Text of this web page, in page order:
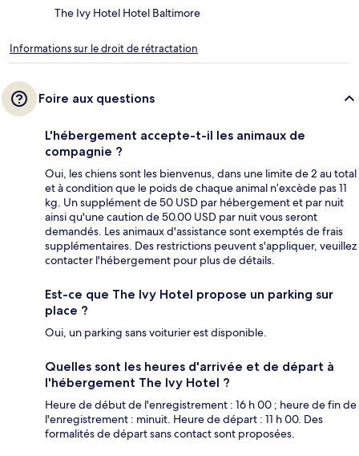
The Ivy Hotel Hotel Baltimore
Informations sur le droit de rétractation
Foire aux questions
L'hébergement accepte-t-il les animaux de
compagnie ?
Oui, les chiens sont les bienvenus, dans une limite de 2 au total
et à condition que le poids de chaque animal n’excède pas 11
kg. Un supplément de 50 USD par hébergement et par nuit
ainsi qu'une caution de 50.00 USD par nuit vous seront
demandés. Les animaux d'assistance sont exemptés de frais
supplémentaires. Des restrictions peuvent s'appliquer, veuillez
contacter l'hébergement pour plus de détails.
Est-ce que The Ivy Hotel propose un parking sur
place ?
Oui, un parking sans voiturier est disponible.
Quelles sont les heures d'arrivée et de départ à
l'hébergement The Ivy Hotel ?
Heure de début de l'enregistrement : 16 h 00 ; heure de fin de
l'enregistrement : minuit. Heure de départ : 11 h 00. Des
formalités de départ sans contact sont proposées.